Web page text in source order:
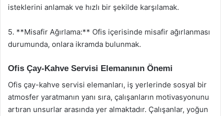
isteklerini anlamak ve hızlı bir şekilde karşılamak.
5. **Misafir Ağırlama:** Ofis içerisinde misafir ağırlanması
durumunda, onlara ikramda bulunmak.
Ofis Çay-Kahve Servisi Elemanının Önemi
Ofis çay-kahve servisi elemanları, iş yerlerinde sosyal bir
atmosfer yaratmanın yanı sıra, çalışanların motivasyonunu
artıran unsurlar arasında yer almaktadır. Çalışanlar, yoğun